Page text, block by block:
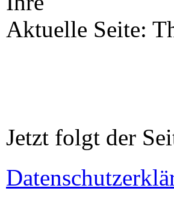
Aktuelle Seite:
Jetzt folgt der